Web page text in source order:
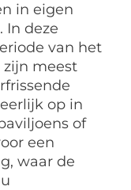
in eigen
In deze
van het
zijn meest
op in
of
een
waar de